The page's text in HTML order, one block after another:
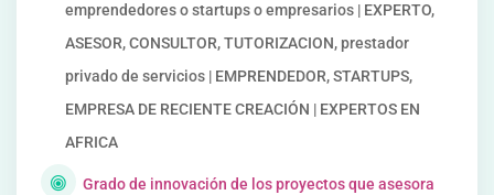
emprendedores o startups o empresarios | EXPERTO,
ASESOR, CONSULTOR, TUTORIZACION, prestador
privado de servicios | EMPRENDEDOR, STARTUPS,
EMPRESA DE RECIENTE CREACIÓN | EXPERTOS EN
AFRICA
Grado de innovación de los proyectos que asesora